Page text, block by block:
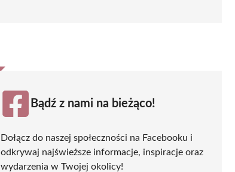
Bądź z nami na bieżąco!
Dołącz do naszej społeczności na Facebooku i
odkrywaj najświeższe informacje, inspiracje oraz
wydarzenia w Twojej okolicy!